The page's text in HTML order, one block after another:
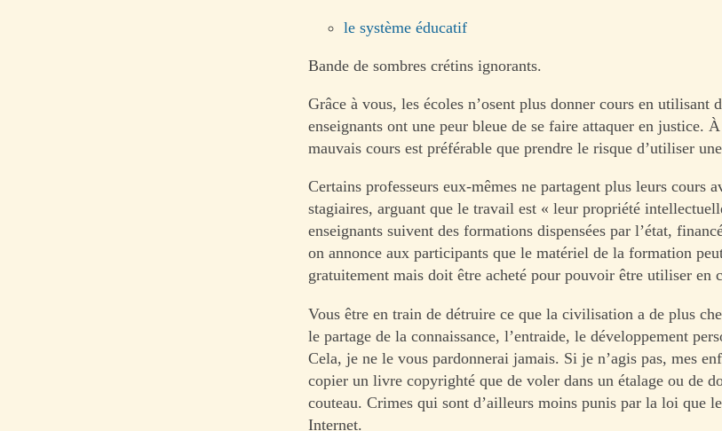
le système éducatif
Bande de sombres crétins ignorants.
Grâce à vous, les écoles n’osent plus donner cours en utilisant
enseignants ont une peur bleue de se faire attaquer en justice.
mauvais cours est préférable que prendre le risque d’utiliser
Certains professeurs eux-mêmes ne partagent plus leurs cours
stagiaires, arguant que le travail est « leur propriété
enseignants suivent des formations dispensées par l’état,
on annonce aux participants que le matériel de la formation
gratuitement mais doit être acheté pour pouvoir être utiliser en
Vous être en train de détruire ce que la civilisation a de plus
le partage de la connaissance, l’entraide, le développement
Cela, je ne le vous pardonnerai jamais. Si je n’agis pas, mes
copier un livre copyrighté que de voler dans un étalage ou de
couteau. Crimes qui sont d’ailleurs moins punis par la loi que
Internet.